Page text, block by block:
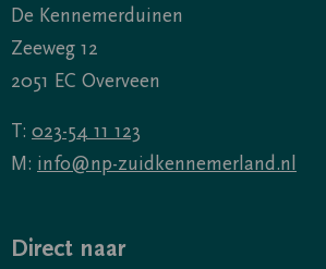
De Kennemerduinen
Zeeweg 12
2051 EC Overveen
T: 023-54 11 123
M: info@np-zuidkennemerland.nl
Direct naar